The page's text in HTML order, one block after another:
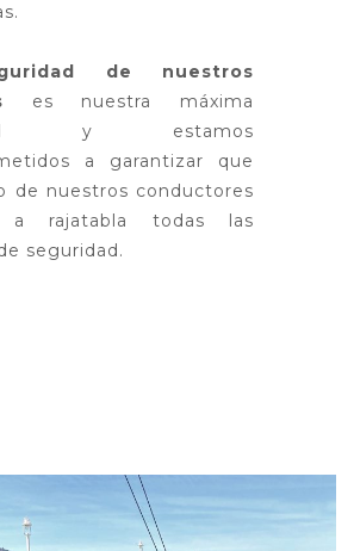
de nuestros
es nuestra máxima
y estamos
a garantizar que
de nuestros conductores
a rajatabla todas las
seguridad.